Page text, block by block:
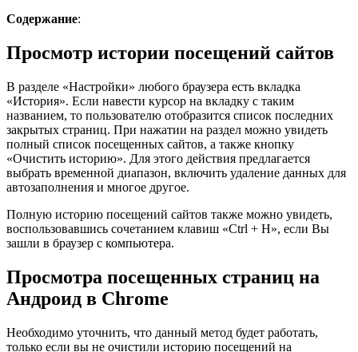
Содержание:
Просмотр истории посещений сайтов
В разделе «Настройки» любого браузера есть вкладка
«История». Если навести курсор на вкладку с таким
названием, то пользователю отобразится список последних
закрытых страниц. При нажатии на раздел можно увидеть
полный список посещенных сайтов, а также кнопку
«Очистить историю». Для этого действия предлагается
выбрать временной диапазон, включить удаление данных для
автозаполнения и многое другое.
Полную историю посещений сайтов также можно увидеть,
воспользовавшись сочетанием клавиш «Ctrl + H», если Вы
зашли в браузер с компьютера.
Просмотра посещенных страниц на
Андроид в Chrome
Необходимо уточнить, что данный метод будет работать,
только если вы не очистили историю посещений на